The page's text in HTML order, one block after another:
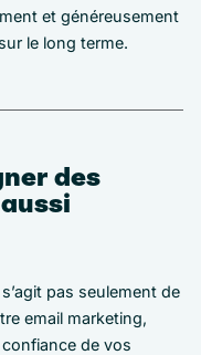
et généreusement
le long terme.
des
pas seulement de
email marketing,
de vos